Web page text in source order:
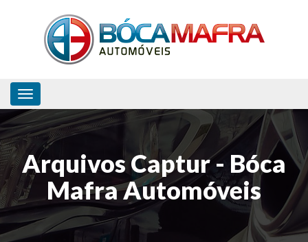
Toggle navigation
Arquivos Captur - Bóca
Mafra Automóveis